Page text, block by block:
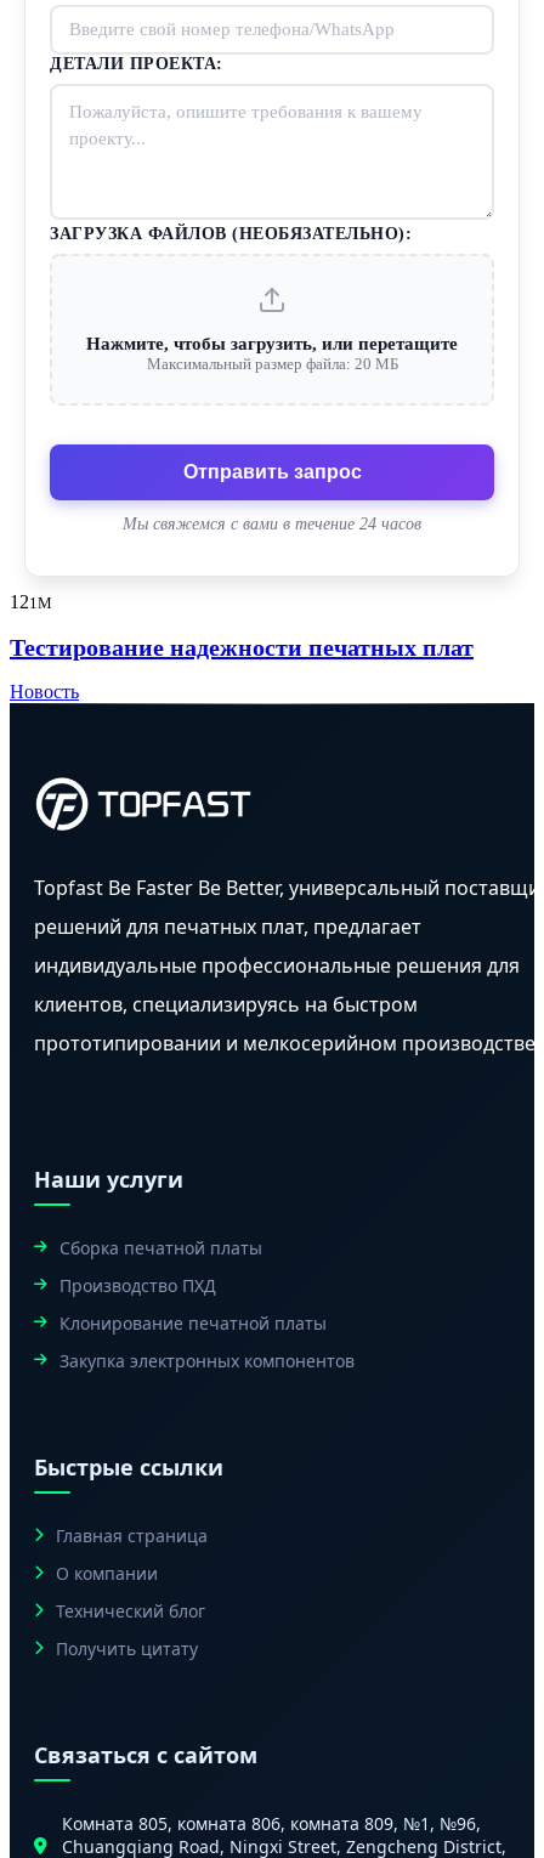
ДЕТАЛИ ПРОЕКТА:
ЗАГРУЗКА ФАЙЛОВ (НЕОБЯЗАТЕЛЬНО):
Нажмите, чтобы загрузить, или перетащите
Максимальный размер файла: 20 МБ
Отправить запрос
Мы свяжемся с вами в течение 24 часов
121M
Тестирование надежности печатных плат
Новость
Topfast Be Faster Be Better, универсальный
решений для печатных плат, предлагает
индивидуальные профессиональные решения для
клиентов, специализируясь на быстром
прототипировании и мелкосерийном производстве.
Наши услуги
Сборка печатной платы
Производство ПХД
Клонирование печатной платы
Закупка электронных компонентов
Быстрые ссылки
Главная страница
О компании
Технический блог
Получить цитату
Связаться с сайтом
Комната 805, комната 806, комната 809, №1, №96,
Chuangqiang Road, Ningxi Street, Zengcheng District,